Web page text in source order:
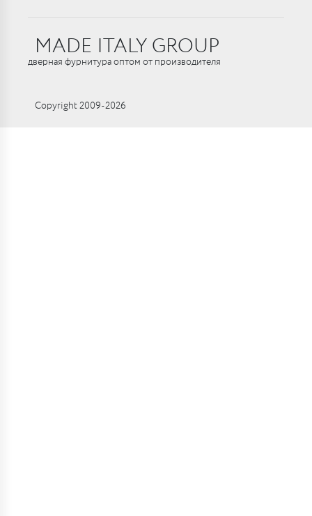
MADE ITALY GROUP
дверная фурнитура оптом от производителя
Copyright 2009-2026